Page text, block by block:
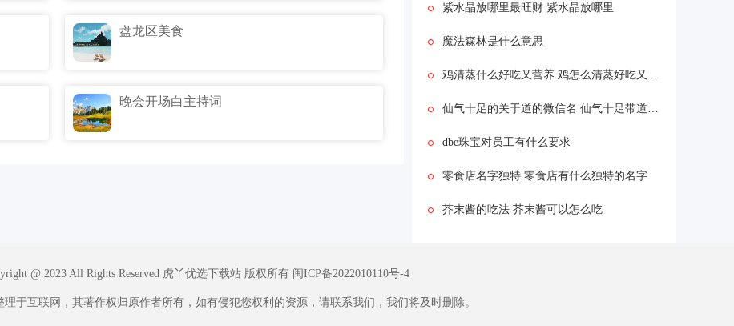
盘龙区美食
晚会开场白主持词
紫水晶放哪里最旺财 紫水晶放哪里
魔法森林是什么意思
鸡清蒸什么好吃又营养 鸡怎么清蒸好吃又营养
仙气十足的关于道的微信名 仙气十足带道的微信名称
dbe珠宝对员工有什么要求
零食店名字独特 零食店有什么独特的名字
芥末酱的吃法 芥末酱可以怎么吃
@ 2023 All Rights Reserved 虎丫优选下载站 版权所有 闽ICP备2022010110号-4
理于互联网，其著作权归原作者所有，如有侵犯您权利的资源，请联系我们，我们将及时删除。